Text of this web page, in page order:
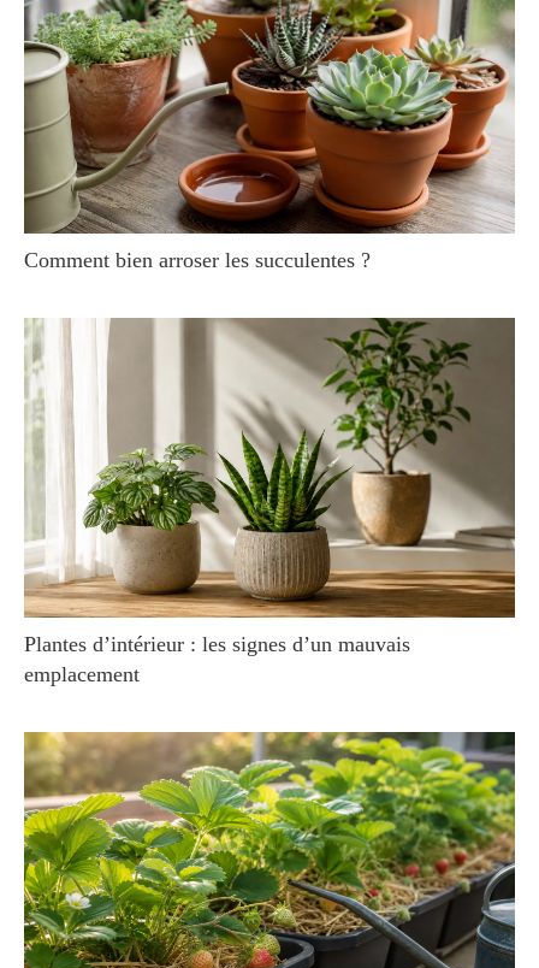
Comment bien arroser les succulentes ?
Plantes d’intérieur : les signes d’un mauvais
emplacement